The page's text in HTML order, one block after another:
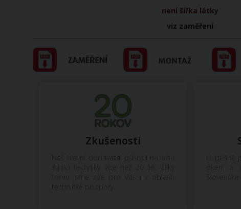
není šířka látky
viz zaměření
Zkušenosti